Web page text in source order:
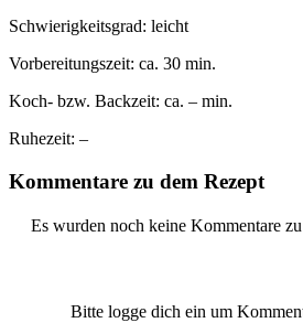
Schwierigkeitsgrad: leicht
Vorbereitungszeit: ca. 30 min.
Koch- bzw. Backzeit: ca. – min.
Ruhezeit: –
Kommentare zu dem Rezept
Es wurden noch keine Kommentare
Bitte logge dich ein um